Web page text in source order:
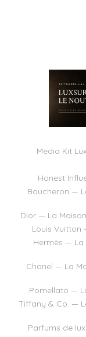
Media Kit
Honest
Boucheron —
Dior — La
Louis Vuitton
Hermès —
Chanel — La
Pomellato —
Tiffany & Co. —
Parfums de